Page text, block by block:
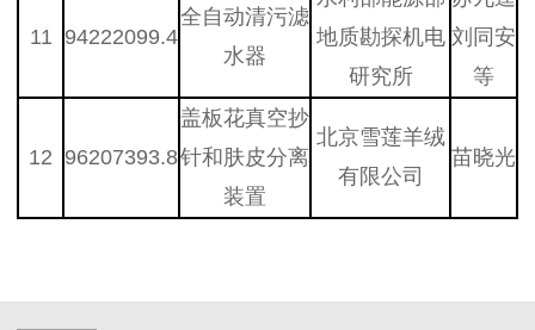
11 94222099.4
全自动清污滤
水器
地质勘探机电
研究所
刘同安
等
12 96207393.8
盖板花真空抄
针和肤皮分离
装置
北京雪莲羊绒
有限公司
苗晓光